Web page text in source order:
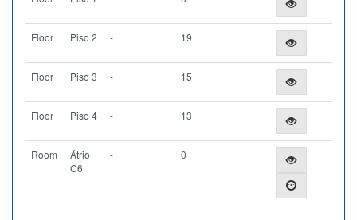
Floor Piso 2 - 19
Floor Piso 3 - 15
Floor Piso 4 - 13
Room
Átrio
C6
- 0